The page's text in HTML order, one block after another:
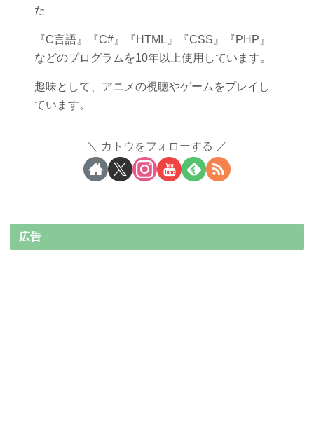
た
『C言語』『C#』『HTML』『CSS』『PHP』
などのプログラムを10年以上使用しています。
趣味として、アニメの視聴やゲームをプレイし
ています。
カトウをフォローする
広告